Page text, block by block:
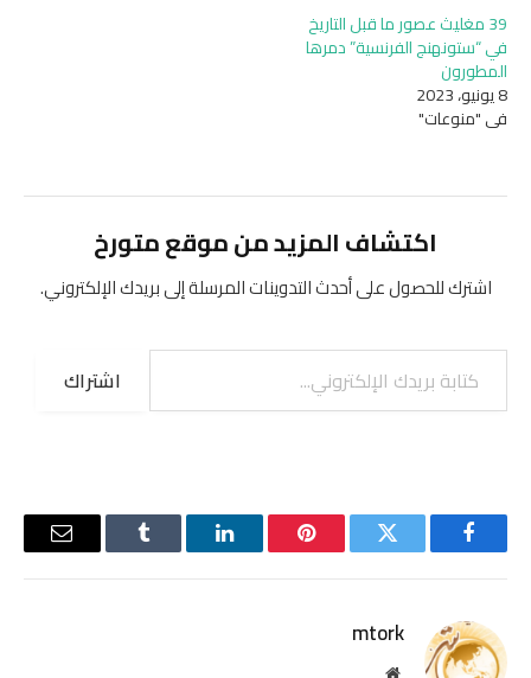
39 مغليث عصور ما قبل التاريخ
في “ستونهنج الفرنسية” دمرها
المطورون
8 يونيو، 2023
في "منوعات"
اكتشاف المزيد من موقع متورخ
اشترك للحصول على أحدث التدوينات المرسلة إلى بريدك الإلكتروني.
كتابة بريدك الإلكتروني...
اشتراك
فيسبوك تويتر بينتيريستلينكدإن Tumblr
البريد
mtork
موقع